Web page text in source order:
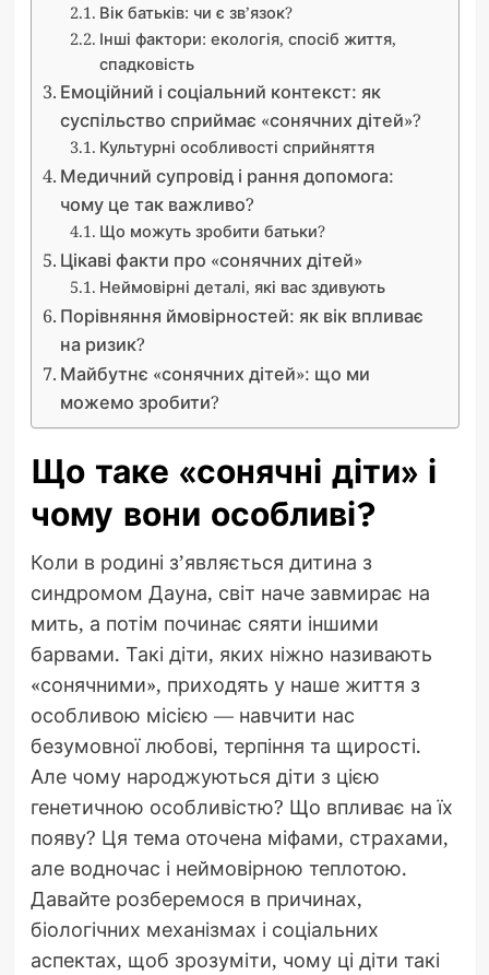
Вік батьків: чи є зв’язок?
Інші фактори: екологія, спосіб життя,
спадковість
Емоційний і соціальний контекст: як
суспільство сприймає «сонячних дітей»?
Культурні особливості сприйняття
Медичний супровід і рання допомога:
чому це так важливо?
Що можуть зробити батьки?
Цікаві факти про «сонячних дітей»
Неймовірні деталі, які вас здивують
Порівняння ймовірностей: як вік впливає
на ризик?
Майбутнє «сонячних дітей»: що ми
можемо зробити?
Що таке «сонячні діти» і
чому вони особливі?
Коли в родині з’являється дитина з
синдромом Дауна, світ наче завмирає на
мить, а потім починає сяяти іншими
барвами. Такі діти, яких ніжно називають
«сонячними», приходять у наше життя з
особливою місією — навчити нас
безумовної любові, терпіння та щирості.
Але чому народжуються діти з цією
генетичною особливістю? Що впливає на їх
появу? Ця тема оточена міфами, страхами,
але водночас і неймовірною теплотою.
Давайте розберемося в причинах,
біологічних механізмах і соціальних
аспектах, щоб зрозуміти, чому ці діти такі